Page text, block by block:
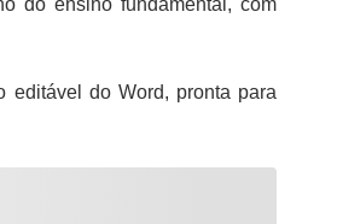
do ensino fundamental, com
do Word, pronta para